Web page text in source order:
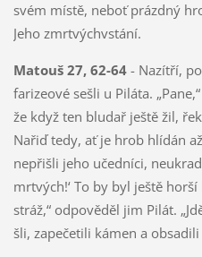
svém místě, neboť prázdný
Jeho zmrtvýchvstání.
Matouš 27, 62-64- Nazítří,
farizeové sešli u Piláta.
že když ten bludař ještě žil,
Nařiď tedy, ať je hrob hlídán
nepřišli jeho učedníci,
mrtvých!‘ To by byl ještě
stráž,“ odpověděl jim Pilát.
šli, zapečetili kámen a